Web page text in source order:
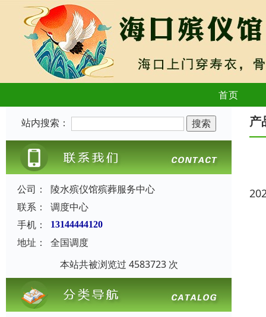
首页
站内搜索：
公司：
陵水殡仪馆殡葬服务中心
联系：
调度中心
手机：
13144444120
地址：
全国调度
本站共被浏览过 4583723 次
产